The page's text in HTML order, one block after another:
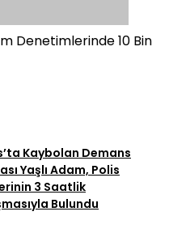
Denetimlerinde 10 Bin
Kaybolan Demans
Yaşlı Adam, Polis
3 Saatlik
Bulundu